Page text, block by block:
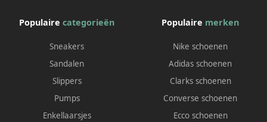
Populaire categorieën
Sneakers
Sandalen
Slippers
Pumps
Enkellaarsjes
Populaire merken
Nike schoenen
Adidas schoenen
Clarks schoenen
Converse schoenen
Ecco schoenen